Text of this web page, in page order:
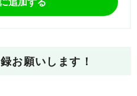
追加する
お願いします！